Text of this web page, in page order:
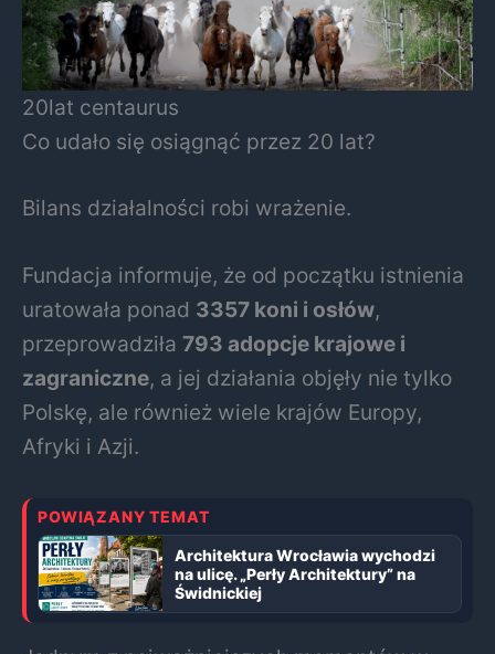
20lat centaurus
Co udało się osiągnąć przez 20 lat?
Bilans działalności robi wrażenie.
Fundacja informuje, że od początku istnienia
uratowała ponad 3357 koni i osłów,
przeprowadziła 793 adopcje krajowe i
zagraniczne, a jej działania objęły nie tylko
Polskę, ale również wiele krajów Europy,
Afryki i Azji.
POWIĄZANY TEMAT
Architektura Wrocławia wychodzi
na ulicę. „Perły Architektury” na
Świdnickiej